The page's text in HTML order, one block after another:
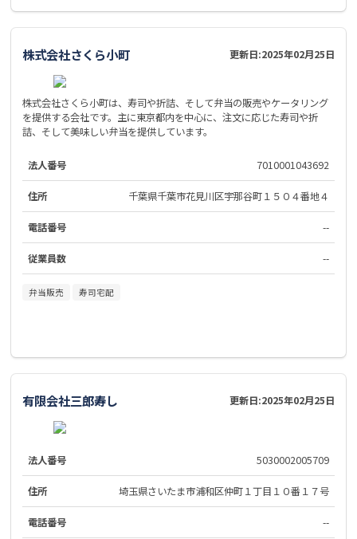
株式会社さくら小町 更新日:2025年02月25日
株式会社さくら小町は、寿司や折詰、そして弁当の販売やケータリング
を提供する会社です。主に東京都内を中心に、注文に応じた寿司や折
詰、そして美味しい弁当を提供しています。
法人番号 7010001043692
住所 千葉県千葉市花見川区宇那谷町１５０４番地４
電話番号 --
従業員数 --
弁当販売 寿司宅配
有限会社三郎寿し 更新日:2025年02月25日
法人番号 5030002005709
住所 埼玉県さいたま市浦和区仲町１丁目１０番１７号
電話番号 --